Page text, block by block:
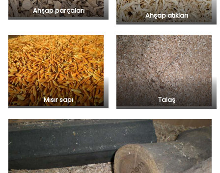
Ahşap parçaları
Ahşap atıkları
Mısır sapı Talaş